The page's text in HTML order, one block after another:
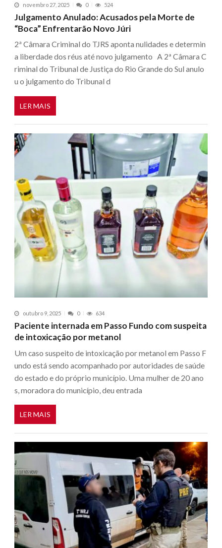
novembro 27, 2025 0 524
Julgamento Anulado: Acusados pela Morte de
“Boca” Enfrentarão Novo Júri
2ª Câmara Criminal do TJRS aponta nulidades e determin
a liberdade dos réus até novo julgamento A 2ª Câmara C
riminal do Tribunal de Justiça do Rio Grande do Sul anulo
u o julgamento do Tribunal d
LER MAIS
outubro 9, 2025 0 634
Paciente internada em Passo Fundo com suspeita
de intoxicação por metanol
Um caso suspeito de intoxicação por metanol em Passo F
undo está sendo acompanhado por autoridades de saúde
do estado e do próprio município. Uma mulher de 20 ano
s, moradora do município, deu entrada
LER MAIS